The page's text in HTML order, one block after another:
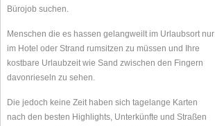
Bürojob suchen.
Menschen die es hassen gelangweilt im Urlaubsort nur
im Hotel oder Strand rumsitzen zu müssen und Ihre
kostbare Urlaubzeit wie Sand zwischen den Fingern
davonrieseln zu sehen.
Die jedoch keine Zeit haben sich tagelange Karten
nach den besten Highlights, Unterkünfte und Straßen